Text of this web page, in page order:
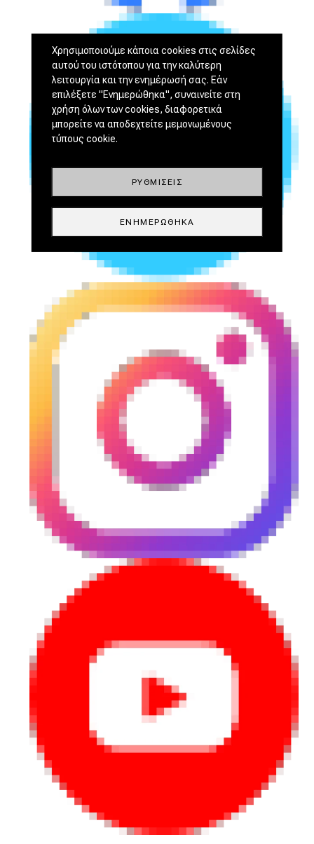
Χρησιμοποιούμε κάποια cookies στις σελίδες
αυτού του ιστότοπου για την καλύτερη
λειτουργία και την ενημέρωσή σας. Εάν
επιλέξετε "Ενημερώθηκα", συναινείτε στη
χρήση όλων των cookies, διαφορετικά
μπορείτε να αποδεχτείτε μεμονωμένους
τύπους cookie.
ΡΥΘΜΊΣΕΙΣ
ΕΝΗΜΕΡΏΘΗΚΑ